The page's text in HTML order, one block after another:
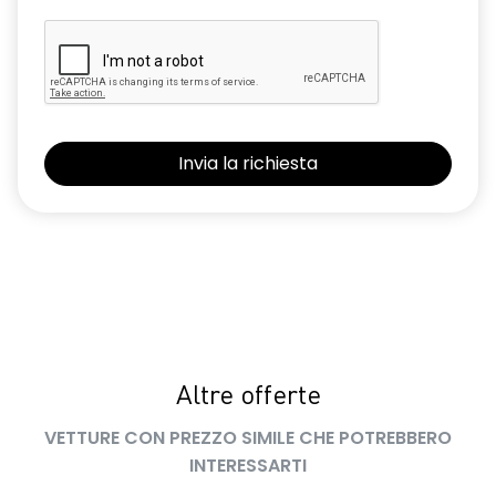
luci diurne a LED con firma luminosa C-shape
maniglie in tinta carrozzeria
manuale di uso e manutenzione digitale
Manutenzione Connessa, incluso per 8 anni
multisense
retrovisore interno fotocromatico
retrovisori esterni richiudibili elettricamente
Altre offerte
VETTURE CON PREZZO SIMILE CHE POTREBBERO
INTERESSARTI